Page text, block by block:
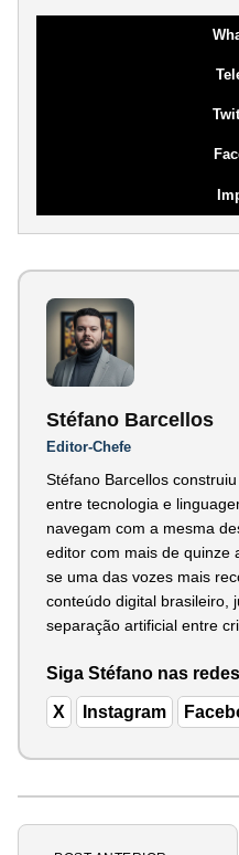
Stéfano Barcellos
Editor-Chefe
Stéfano Barcellos
entre tecnologia e
navegam com a mesma
editor com mais de quinze
se uma das vozes mais
conteúdo digital brasileiro,
separação artificial entre
Siga Stéfano nas
X Instagram